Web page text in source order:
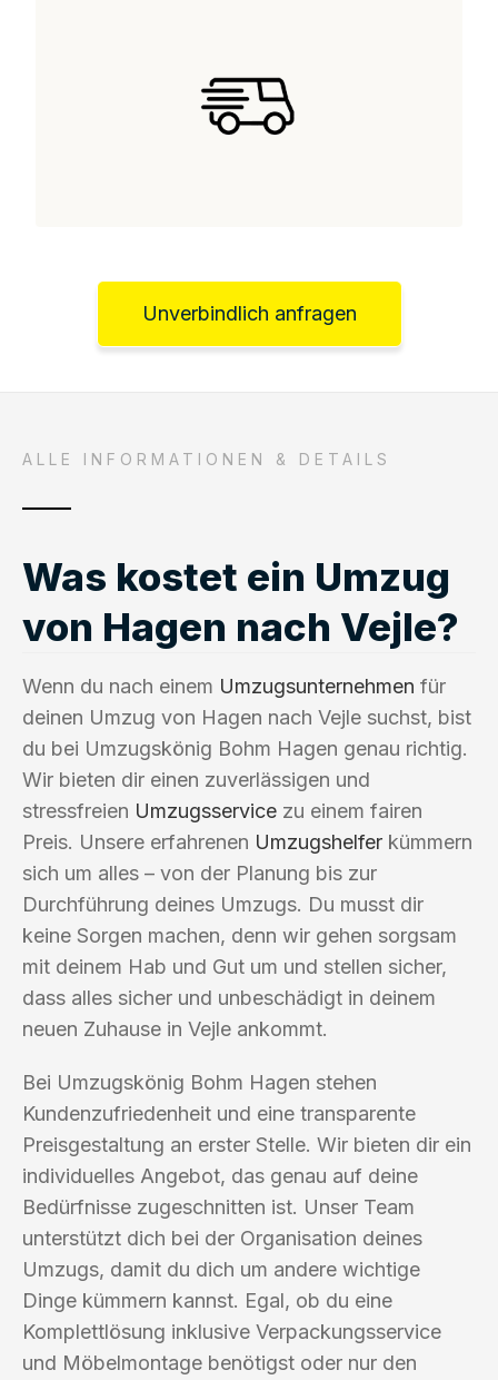
Unverbindlich anfragen
ALLE INFORMATIONEN & DETAILS
Was kostet ein Umzug
von Hagen nach Vejle?
Wenn du nach einem Umzugsunternehmen für
deinen Umzug von Hagen nach Vejle suchst, bist
du bei Umzugskönig Bohm Hagen genau richtig.
Wir bieten dir einen zuverlässigen und
stressfreien Umzugsservice zu einem fairen
Preis. Unsere erfahrenen Umzugshelfer kümmern
sich um alles – von der Planung bis zur
Durchführung deines Umzugs. Du musst dir
keine Sorgen machen, denn wir gehen sorgsam
mit deinem Hab und Gut um und stellen sicher,
dass alles sicher und unbeschädigt in deinem
neuen Zuhause in Vejle ankommt.
Bei Umzugskönig Bohm Hagen stehen
Kundenzufriedenheit und eine transparente
Preisgestaltung an erster Stelle. Wir bieten dir ein
individuelles Angebot, das genau auf deine
Bedürfnisse zugeschnitten ist. Unser Team
unterstützt dich bei der Organisation deines
Umzugs, damit du dich um andere wichtige
Dinge kümmern kannst. Egal, ob du eine
Komplettlösung inklusive Verpackungsservice
und Möbelmontage benötigst oder nur den